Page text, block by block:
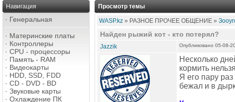
Навигация
· Генеральная
· Материнские платы
· Контроллеры
· CPU - процессоры
· Память - RAM
· Видеокарты
· HDD, SSD, FDD
· CD - DVD - BD
· Звуковые карты
· Охлаждение ПК
Просмотр темы
WASP.kz » РАЗНОЕ ПРОЧЕЕ ОБЩЕНИЕ »
Найден рыжий кот - кто потерял?
Jazzik Опубликовано 05-08-
Несколько
кормить
Я его пару
бежал и в